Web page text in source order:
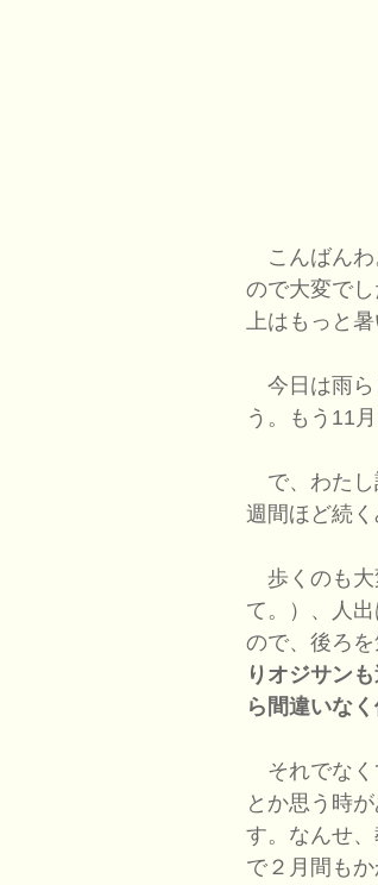
こんばんわ
ので大変で
上はもっと暑
今日は雨ら
う。もう11
で、わたし
週間ほど続く
歩くのも大
て。）、人
ので、後ろ
りオジサン
ら間違いな
それでなく
とか思う時
す。なんせ
で２月間も